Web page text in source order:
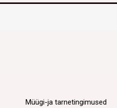
Müügi-ja tarnetingimused